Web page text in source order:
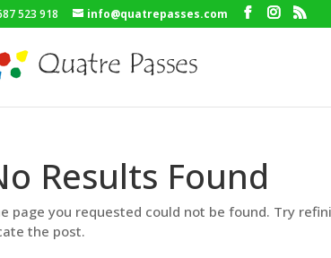
523 918 info@quatrepasses.com
Results Found
page you requested could not be found. Try
the post.